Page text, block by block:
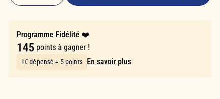
Programme Fidélité ❤️
145 points à gagner !
1€ dépensé = 5 points En savoir plus